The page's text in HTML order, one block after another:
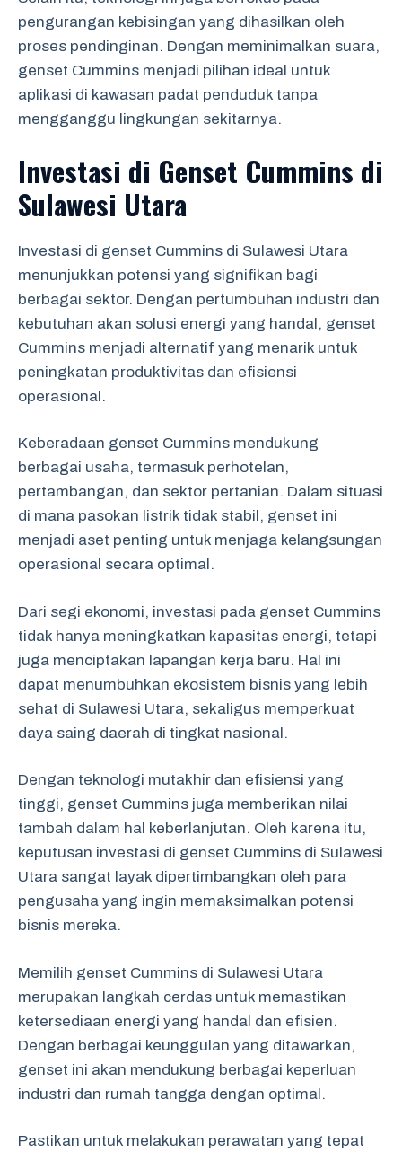
pengurangan kebisingan yang dihasilkan oleh
proses pendinginan. Dengan meminimalkan suara,
genset Cummins menjadi pilihan ideal untuk
aplikasi di kawasan padat penduduk tanpa
mengganggu lingkungan sekitarnya.
Investasi di Genset Cummins di
Sulawesi Utara
Investasi di genset Cummins di Sulawesi Utara
menunjukkan potensi yang signifikan bagi
berbagai sektor. Dengan pertumbuhan industri dan
kebutuhan akan solusi energi yang handal, genset
Cummins menjadi alternatif yang menarik untuk
peningkatan produktivitas dan efisiensi
operasional.
Keberadaan genset Cummins mendukung
berbagai usaha, termasuk perhotelan,
pertambangan, dan sektor pertanian. Dalam situasi
di mana pasokan listrik tidak stabil, genset ini
menjadi aset penting untuk menjaga kelangsungan
operasional secara optimal.
Dari segi ekonomi, investasi pada genset Cummins
tidak hanya meningkatkan kapasitas energi, tetapi
juga menciptakan lapangan kerja baru. Hal ini
dapat menumbuhkan ekosistem bisnis yang lebih
sehat di Sulawesi Utara, sekaligus memperkuat
daya saing daerah di tingkat nasional.
Dengan teknologi mutakhir dan efisiensi yang
tinggi, genset Cummins juga memberikan nilai
tambah dalam hal keberlanjutan. Oleh karena itu,
keputusan investasi di genset Cummins di Sulawesi
Utara sangat layak dipertimbangkan oleh para
pengusaha yang ingin memaksimalkan potensi
bisnis mereka.
Memilih genset Cummins di Sulawesi Utara
merupakan langkah cerdas untuk memastikan
ketersediaan energi yang handal dan efisien.
Dengan berbagai keunggulan yang ditawarkan,
genset ini akan mendukung berbagai keperluan
industri dan rumah tangga dengan optimal.
Pastikan untuk melakukan perawatan yang tepat